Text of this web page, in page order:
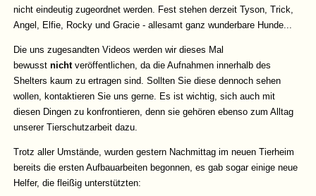
nicht eindeutig zugeordnet werden. Fest stehen derzeit Tyson, Trick,
Angel, Elfie, Rocky und Gracie - allesamt ganz wunderbare Hunde...
Die uns zugesandten Videos werden wir dieses Mal
bewusstnichtveröffentlichen, da die Aufnahmen innerhalb des
Shelters kaum zu ertragen sind. Sollten Sie diese dennoch sehen
wollen, kontaktieren Sie uns gerne. Es ist wichtig, sich auch mit
diesen Dingen zu konfrontieren, denn sie gehören ebenso zum Alltag
unserer Tierschutzarbeit dazu.
Trotz aller Umstände, wurden gestern Nachmittag im neuen Tierheim
bereits die ersten Aufbauarbeiten begonnen, es gab sogar einige neue
Helfer, die fleißig unterstützten: